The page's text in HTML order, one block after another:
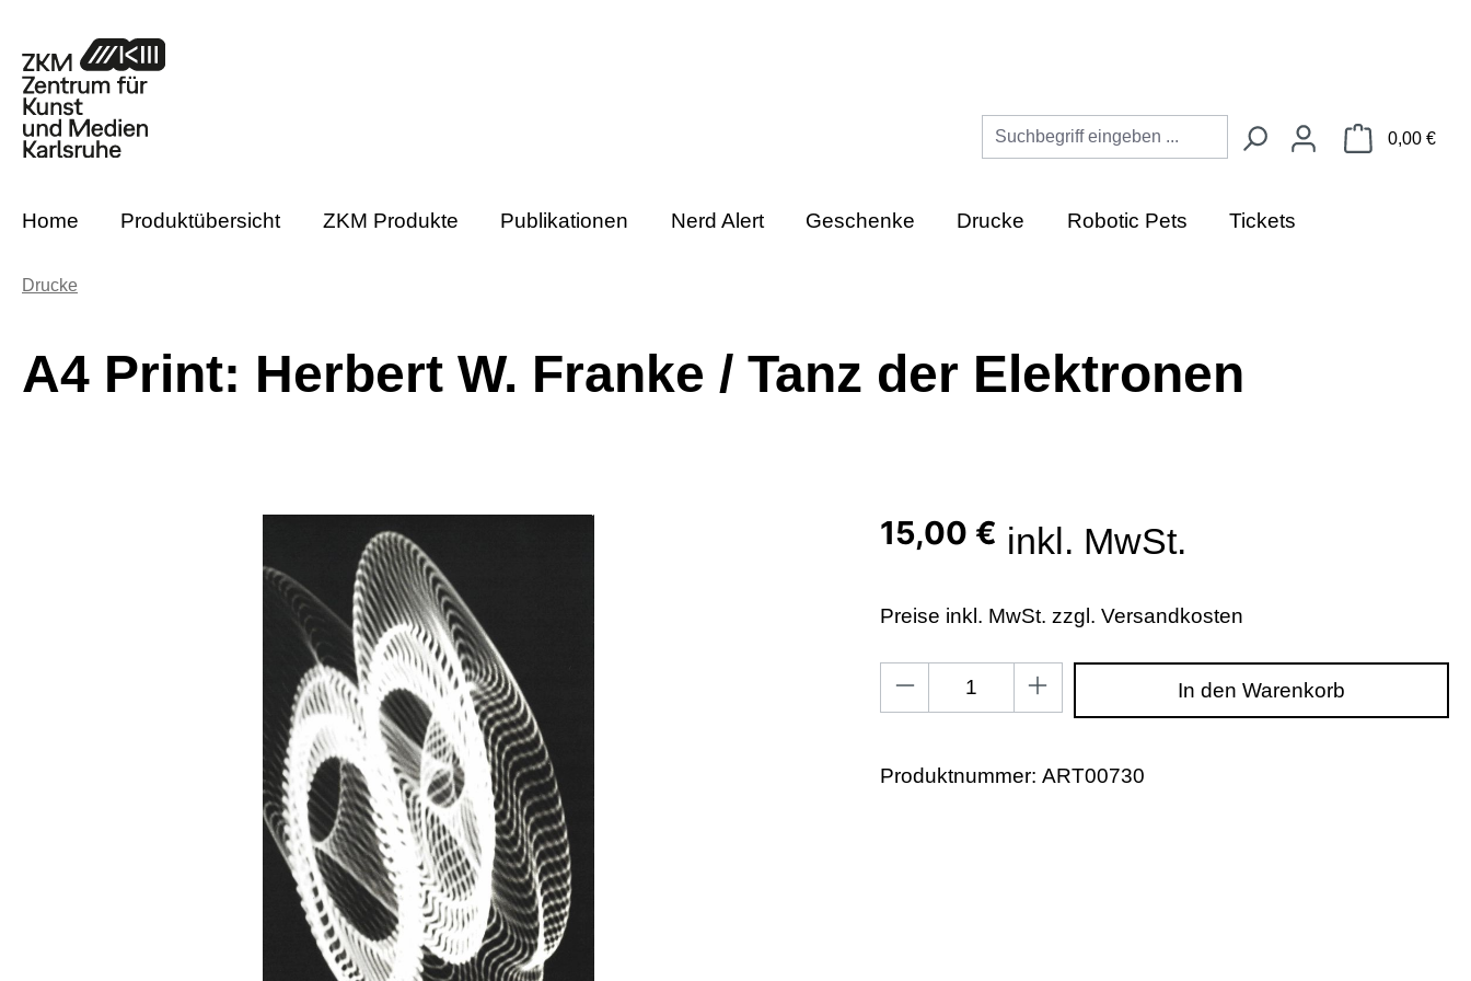
0,00 €
Home Produktübersicht ZKM Produkte Publikationen Nerd Alert Geschenke Drucke Robotic Pets Tickets
Drucke
A4 Print: Herbert W. Franke / Tanz der Elektronen
15,00 € inkl. MwSt.
Preise inkl. MwSt. zzgl. Versandkosten
Produkt Anzahl: Gib den gewünschten Wert ein oder
In den Warenkorb
Produktnummer: ART00730